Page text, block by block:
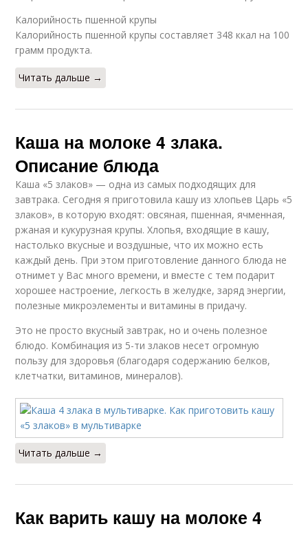
Калорийность пшенной крупы
Калорийность пшенной крупы составляет 348 ккал на 100
грамм продукта.
Читать дальше →
Каша на молоке 4 злака.
Описание блюда
Каша «5 злаков» — одна из самых подходящих для
завтрака. Сегодня я приготовила кашу из хлопьев Царь «5
злаков», в которую входят: овсяная, пшенная, ячменная,
ржаная и кукурузная крупы. Хлопья, входящие в кашу,
настолько вкусные и воздушные, что их можно есть
каждый день. При этом приготовление данного блюда не
отнимет у Вас много времени, и вместе с тем подарит
хорошее настроение, легкость в желудке, заряд энергии,
полезные микроэлементы и витамины в придачу.
Это не просто вкусный завтрак, но и очень полезное
блюдо. Комбинация из 5-ти злаков несет огромную
пользу для здоровья (благодаря содержанию белков,
клетчатки, витаминов, минералов).
Читать дальше →
Как варить кашу на молоке 4